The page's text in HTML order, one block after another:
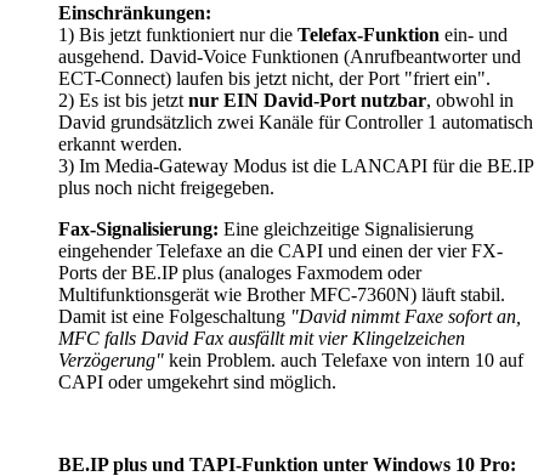
Einschränkungen:
1) Bis jetzt funktioniert nur die Telefax-Funktion ein- und
ausgehend. David-Voice Funktionen (Anrufbeantworter und
ECT-Connect) laufen bis jetzt nicht, der Port "friert ein".
2) Es ist bis jetzt nur EIN David-Port nutzbar, obwohl in
David grundsätzlich zwei Kanäle für Controller 1 automatisch
erkannt werden.
3) Im Media-Gateway Modus ist die LANCAPI für die BE.IP
plus noch nicht freigegeben.
Fax-Signalisierung: Eine gleichzeitige Signalisierung
eingehender Telefaxe an die CAPI und einen der vier FX-
Ports der BE.IP plus (analoges Faxmodem oder
Multifunktionsgerät wie Brother MFC-7360N) läuft stabil.
Damit ist eine Folgeschaltung "David nimmt Faxe sofort an,
MFC falls David Fax ausfällt mit vier Klingelzeichen
Verzögerung" kein Problem. auch Telefaxe von intern 10 auf
CAPI oder umgekehrt sind möglich.
BE.IP plus und TAPI-Funktion unter Windows 10 Pro: